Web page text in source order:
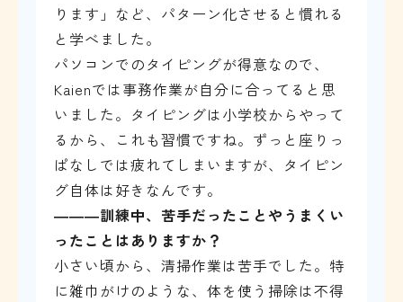
ります」など、パターン化させると慣れる
と学べました。
パソコンでのタイピングが得意なので、
Kaienでは事務作業が自分に合ってると思
いました。タイピングは小学校からやって
るから、これも習慣ですね。ずっと座りっ
ぱなしでは疲れてしまいますが、タイピン
グ自体は好きなんです。
―――訓練中、苦手だったことやうまくい
ったことはありますか？
小さい頃から、清掃作業は苦手でした。特
に雑巾がけのような、体を使う掃除は不得